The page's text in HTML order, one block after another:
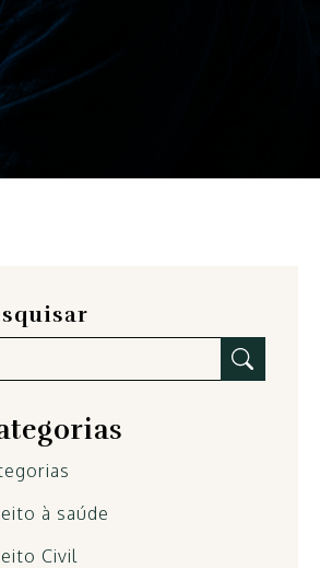
à saúde
Civil